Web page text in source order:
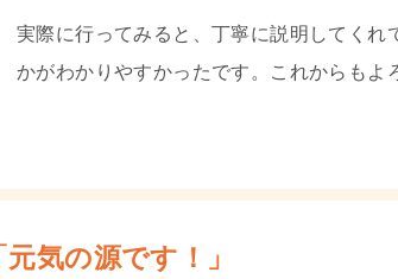
実際に行ってみると、丁寧に説明してくれ
かがわかりやすかったです。これからもよ
元気の源です！」